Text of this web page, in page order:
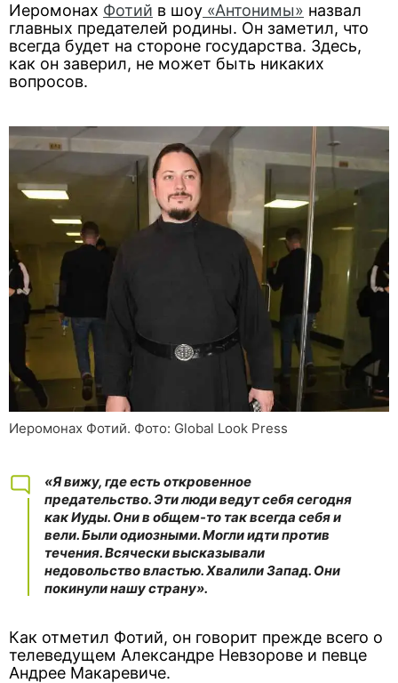
Иеромонах Фотий в шоу «Антонимы» назвал
главных предателей родины. Он заметил, что
всегда будет на стороне государства. Здесь,
как он заверил, не может быть никаких
вопросов.
Иеромонах Фотий. Фото: Global Look Press
«Я вижу, где есть откровенное
предательство. Эти люди ведут себя сегодня
как Иуды. Они в общем-то так всегда себя и
вели. Были одиозными. Могли идти против
течения. Всячески высказывали
недовольство властью. Хвалили Запад. Они
покинули нашу страну».
Как отметил Фотий, он говорит прежде всего о
телеведущем Александре Невзорове и певце
Андрее Макаревиче.